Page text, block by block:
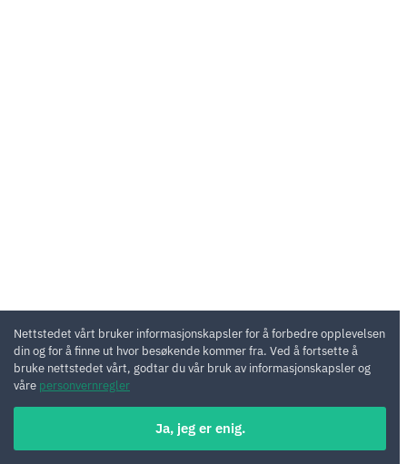
Nettstedet vårt bruker informasjonskapsler for å forbedre opplevelsen
din og for å finne ut hvor besøkende kommer fra. Ved å fortsette å
bruke nettstedet vårt, godtar du vår bruk av informasjonskapsler og
våre personvernregler
Ja, jeg er enig.